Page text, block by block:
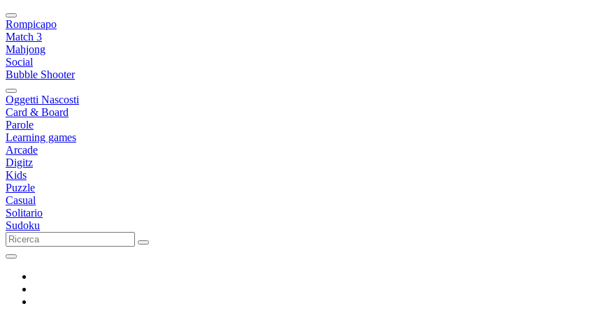
Rompicapo
Match 3
Mahjong
Social
Bubble Shooter
Oggetti Nascosti
Card & Board
Parole
Learning games
Arcade
Digitz
Kids
Puzzle
Casual
Solitario
Sudoku